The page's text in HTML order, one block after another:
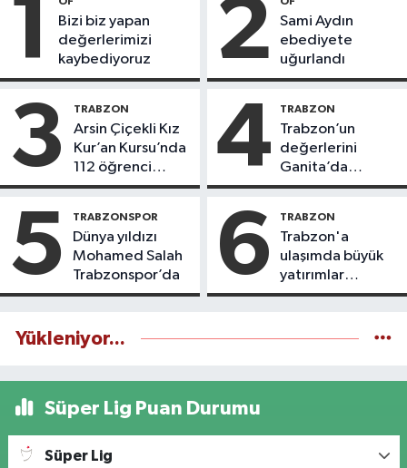
1
Bizi biz yapan
değerlerimizi
kaybediyoruz
2
Sami Aydın
ebediyete
uğurlandı
3 TRABZON
Arsin Çiçekli Kız
Kur’an Kursu’nda
112 öğrenci
icazet aldı
4 TRABZON
Trabzon’un
değerlerini
Ganita’da
yaşatıyoruz
5 TRABZONSPOR
Dünya yıldızı
Mohamed Salah
Trabzonspor’da
6 TRABZON
Trabzon'a
ulaşımda büyük
yatırımlar
yapılıyor
Yükleniyor...
Süper Lig Puan Durumu
Süper Lig